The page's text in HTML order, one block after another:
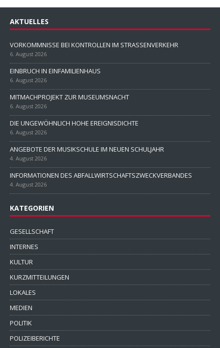
AKTUELLES
VORKOMMNISSE BEI KONTROLLEN IM STRASSENVERKEHR
6. August 2026
EINBRUCH IN EINFAMILIENHAUS
6. August 2026
MITMACHPROJEKT ZUR MUSEUMSNACHT
6. August 2026
DIE UNGEWÖHNLICH HOHE EREIGNISDICHTE
6. August 2026
ANGEBOTE DER MUSIKSCHULE IM NEUEN SCHULJAHR
4. August 2026
INFORMATIONEN DES ABFALLWIRTSCHAFTSZWECKVERBANDES
4. August 2026
KATEGORIEN
GESELLSCHAFT
INTERNES
KULTUR
KURZMITTEILUNGEN
LOKALES
MEDIEN
POLITIK
POLIZEIBERICHTE